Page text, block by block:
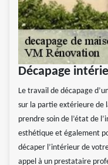
Décapage
Le travail de décapage
sur la partie extérieure de
prendre soin de l’état de
esthétique et également
décaper l’intérieur de
appel à un prestataire